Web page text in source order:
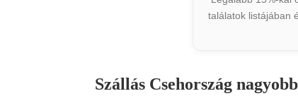
találatok listájában
Szállás Csehország